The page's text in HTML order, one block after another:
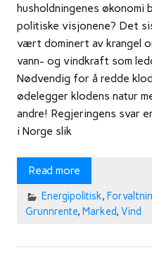
husholdningenes
politiske visjonene? Det
vært dominert av krangel
vann- og vindkraft som
Nødvendig for å redde
ødelegger klodens natur
andre! Regjeringens svar
i Norge slik
Read more
Energipolitisk,
Grunnrente, Marked, Vind